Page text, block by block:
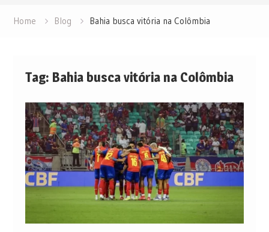
Home Blog Bahia busca vitória na Colômbia
Tag: Bahia busca vitória na Colômbia